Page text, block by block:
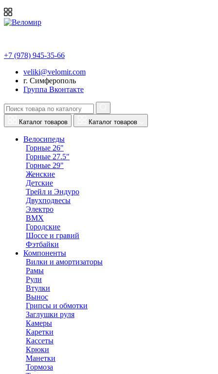
+7 (978) 945-35-66
veliki@velomir.com
г. Симферополь
Группа Вконтакте
Каталог товаров Каталог товаров
Велосипеды
Горные 26"
Горные 27.5"
Горные 29"
Женские
Детские
Трейл и Эндуро
Двухподвесы
Электро
BMX
Городские
Шоссе и гравий
Фэтбайки
Компоненты
Вилки и амортизаторы
Рамы
Рули
Втулки
Вынос
Грипсы и обмотки
Заглушки руля
Камеры
Каретки
Кассеты
Крюки
Манетки
Тормоза